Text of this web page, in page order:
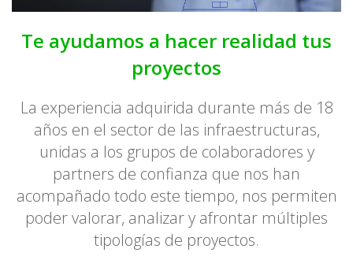
Te ayudamos a hacer realidad tus
proyectos
La experiencia adquirida durante más de 18
años en el sector de las infraestructuras,
unidas a los grupos de colaboradores y
partners de confianza que nos han
acompañado todo este tiempo, nos permiten
poder valorar, analizar y afrontar múltiples
tipologías de proyectos.